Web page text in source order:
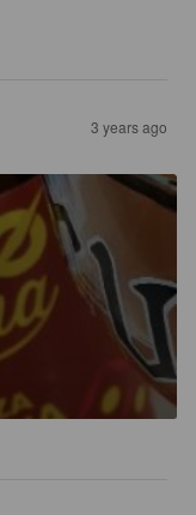
3 years ago